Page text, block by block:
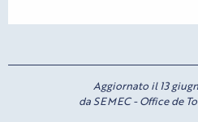
Aggiornato il 13
da SEMEC - Office de